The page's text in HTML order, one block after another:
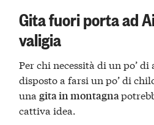
Gita fuori porta ad
valigia
Per chi necessità di un po’ di
disposto a farsi un po’ di
unagita in montagna
cattiva idea.